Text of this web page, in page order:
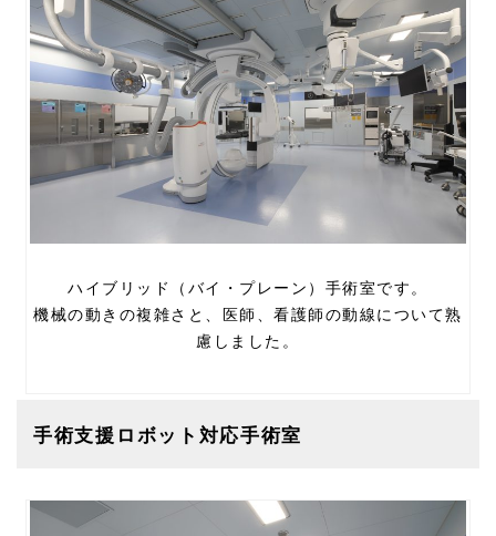
ハイブリッド（バイ・プレーン）手術室です。
機械の動きの複雑さと、医師、看護師の動線について熟
慮しました。
手術支援ロボット対応手術室